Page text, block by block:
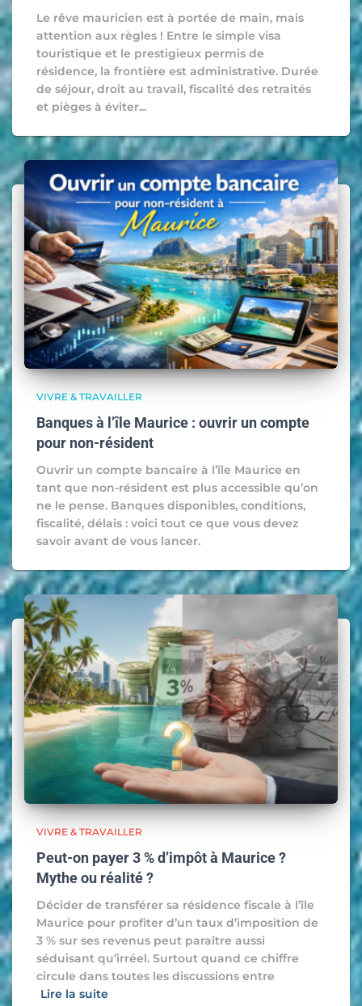
Le rêve mauricien est à portée de main, mais
attention aux règles ! Entre le simple visa
touristique et le prestigieux permis de
résidence, la frontière est administrative. Durée
de séjour, droit au travail, fiscalité des retraités
et pièges à éviter...
VIVRE & TRAVAILLER
Banques à l’île Maurice : ouvrir un compte
pour non-résident
Ouvrir un compte bancaire à l’île Maurice en
tant que non-résident est plus accessible qu’on
ne le pense. Banques disponibles, conditions,
fiscalité, délais : voici tout ce que vous devez
savoir avant de vous lancer.
VIVRE & TRAVAILLER
Peut-on payer 3 % d’impôt à Maurice ?
Mythe ou réalité ?
Décider de transférer sa résidence fiscale à l’île
Maurice pour profiter d’un taux d’imposition de
3 % sur ses revenus peut paraître aussi
séduisant qu’irréel. Surtout quand ce chiffre
circule dans toutes les discussions entre
Lire la suite